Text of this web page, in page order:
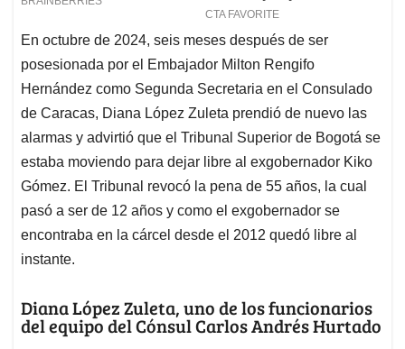
En octubre de 2024, seis meses después de ser
posesionada por el Embajador Milton Rengifo
Hernández como Segunda Secretaria en el Consulado
de Caracas, Diana López Zuleta prendió de nuevo las
alarmas y advirtió que el Tribunal Superior de Bogotá se
estaba moviendo para dejar libre al exgobernador Kiko
Gómez. El Tribunal revocó la pena de 55 años, la cual
pasó a ser de 12 años y como el exgobernador se
encontraba en la cárcel desde el 2012 quedó libre al
instante.
Diana López Zuleta, uno de los funcionarios
del equipo del Cónsul Carlos Andrés Hurtado